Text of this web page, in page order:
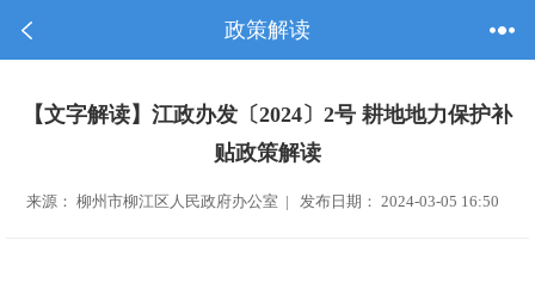
政策解读
【文字解读】江政办发〔2024〕2号 耕地地力保护补
贴政策解读
来源： 柳州市柳江区人民政府办公室 | 发布日期： 2024-03-05 16:50